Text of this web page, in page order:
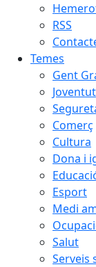
RSS
Temes
Gent
Joventut
Comerç
Cultura
Dona i
Esport
Medi
Salut
Serveis